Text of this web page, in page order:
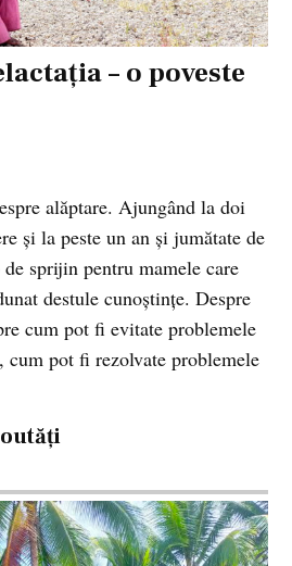
– o poveste
alăptare. Ajungând la doi
și la peste un an și jumătate de
sprijin pentru mamele care
destule cunoștințe. Despre
cum pot fi evitate problemele
cum pot fi rezolvate problemele